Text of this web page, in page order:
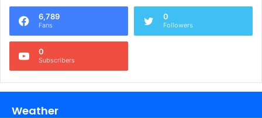
6,789
Fans
0
Followers
0
Subscribers
Weather